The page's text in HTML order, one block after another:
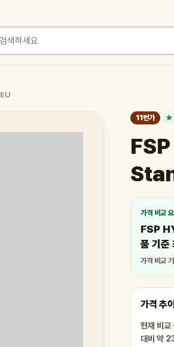
11번가 ★
가격 비교
FSP
품 기
가격 비교
가격 추
현재 비
대비 약